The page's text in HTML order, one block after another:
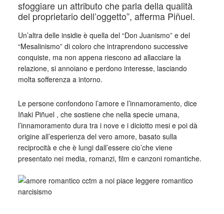
sfoggiare un attributo che parla della qualità
del proprietario dell’oggetto”, afferma Piñuel.
Un’altra delle insidie è quella del “Don Juanismo” e del
“Mesalinismo” di coloro che intraprendono successive
conquiste, ma non appena riescono ad allacciare la
relazione, si annoiano e perdono interesse, lasciando
molta sofferenza a intorno.
Le persone confondono l’amore e l’innamoramento, dice
Iñaki Piñuel , che sostiene che nella specie umana,
l’innamoramento dura tra i nove e i diciotto mesi e poi dà
origine all’esperienza del vero amore, basato sulla
reciprocità e che è lungi dall’essere cio’che viene
presentato nei media, romanzi, film e canzoni romantiche.